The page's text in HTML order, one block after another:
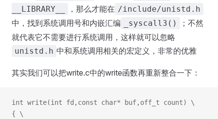
__LIBRARY__
，那么才能在 /include/unistd.h
中，找到系统调用号和内嵌汇编 _syscall3()
；不然
就代表它不需要进行系统调用，这样就可以忽略
unistd.h 中和系统调用相关的宏定义，非常的优雅
其实我们可以把write.c中的write函数再重新整合一下：
int write(int fd,const char* buf,off_t count) \
{ \